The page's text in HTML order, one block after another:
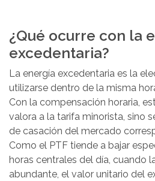
¿Qué ocurre con la
excedentaria?
La energía excedentaria es la
utilizarse dentro de la misma
Con la compensación horaria,
valora a la tarifa minorista, sino
de casación del mercado
Como el PTF tiende a bajar
horas centrales del día, cuando
abundante, el valor unitario del